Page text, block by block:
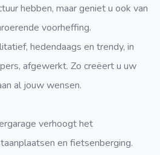
hebben, maar geniet u ook van
voorheffing.
hedendaags en trendy, in
afgewerkt. Zo creëert u uw
al jouw wensen.
verhoogt het
en fietsenberging.